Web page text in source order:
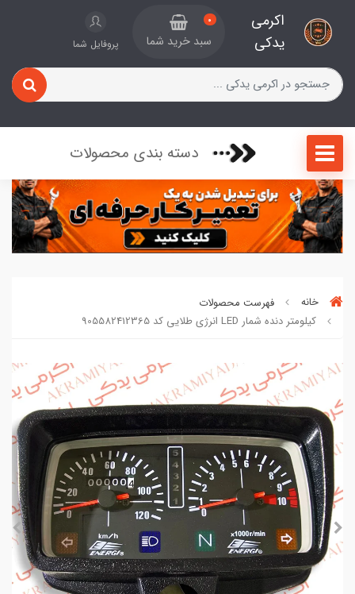
اکرمی
یدکی
0
سبد خرید شما پروفایل شما
دسته بندی محصولات
خانه
فهرست محصولات
کیلومتر دنده شمار LED انرژی طلایی کد 905582412365